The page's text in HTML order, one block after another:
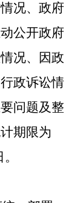
况、政府
公开政府
况、因政
政诉讼情
问题及整
期限为